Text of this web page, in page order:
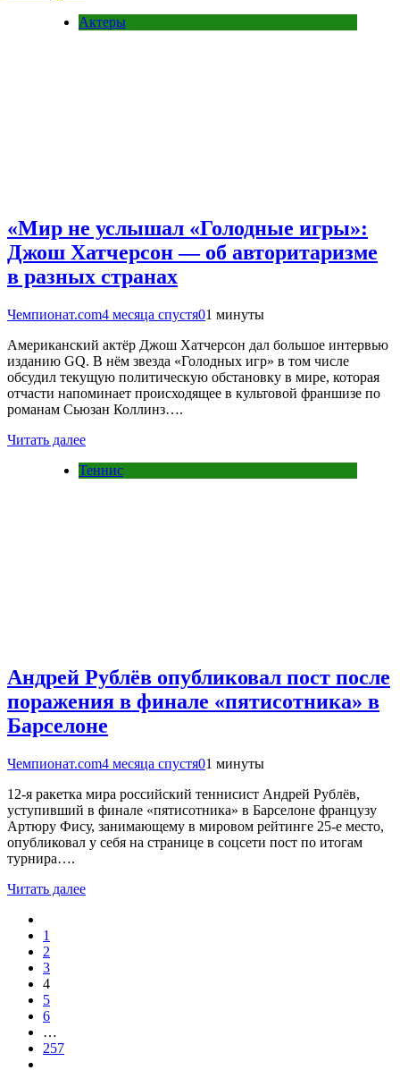
Актеры
«Мир не услышал «Голодные игры»:
Джош Хатчерсон — об авторитаризме
в разных странах
Чемпионат.com4 месяца спустя01 минуты
Американский актёр Джош Хатчерсон дал большое интервью
изданию GQ. В нём звезда «Голодных игр» в том числе
обсудил текущую политическую обстановку в мире, которая
отчасти напоминает происходящее в культовой франшизе по
романам Сьюзан Коллинз….
Читать далее
Теннис
Андрей Рублёв опубликовал пост после
поражения в финале «пятисотника» в
Барселоне
Чемпионат.com4 месяца спустя01 минуты
12-я ракетка мира российский теннисист Андрей Рублёв,
уступивший в финале «пятисотника» в Барселоне французу
Артюру Фису, занимающему в мировом рейтинге 25-е место,
опубликовал у себя на странице в соцсети пост по итогам
турнира….
Читать далее
1
2
3
4
5
6
…
257